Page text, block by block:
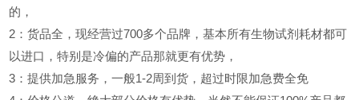
的，
2 ：货品全，现经营过700多个品牌，基本所有生物试剂耗材都可
以进口，特别是冷偏的产品那就更有优势，
3 ：提供加急服务，一般1-2周到货，超过时限加急费全免